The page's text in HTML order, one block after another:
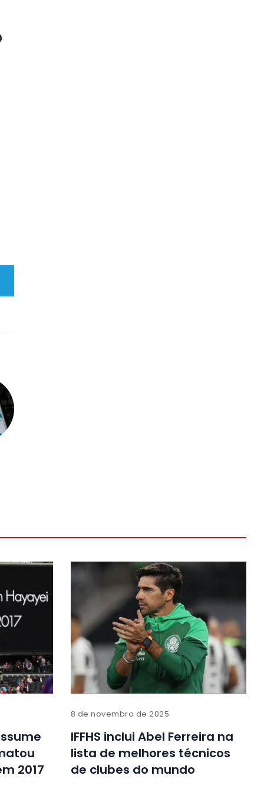
2017
8 de novembro de 2025
IFFHS inclui Abel Ferreira na
lista de melhores técnicos
de clubes do mundo